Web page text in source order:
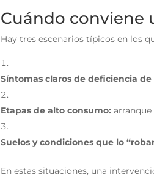
Cuándo conviene
Hay tres escenarios típicos en los
Síntomas claros de deficiencia de
Etapas de alto consumo:
Suelos y condiciones que lo
En estas situaciones, una